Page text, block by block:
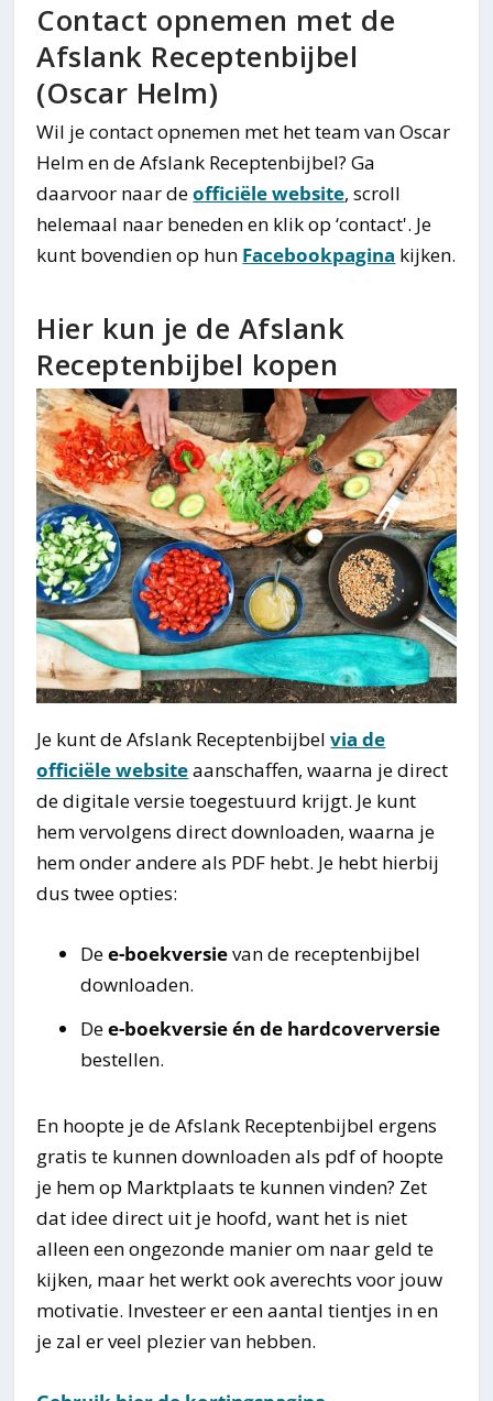
Contact opnemen met de
Afslank Receptenbijbel
(Oscar Helm)
Wil je contact opnemen met het team van Oscar
Helm en de Afslank Receptenbijbel? Ga
daarvoor naar deofficiële website, scroll
helemaal naar beneden en klik op ‘contact'. Je
kunt bovendien op hun Facebookpagina kijken.
Hier kun je de Afslank
Receptenbijbel kopen
Je kunt de Afslank Receptenbijbelvia de
officiële websiteaanschaffen, waarna je direct
de digitale versie toegestuurd krijgt. Je kunt
hem vervolgens direct downloaden, waarna je
hem onder andere als PDF hebt. Je hebt hierbij
dus twee opties:
Dee-boekversievan de receptenbijbel
downloaden.
Dee-boekversie én de hardcoverversie
bestellen.
En hoopte je de Afslank Receptenbijbel ergens
gratis te kunnen downloaden als pdf of hoopte
je hem op Marktplaats te kunnen vinden? Zet
dat idee direct uit je hoofd, want het is niet
alleen een ongezonde manier om naar geld te
kijken, maar het werkt ook averechts voor jouw
motivatie. Investeer er een aantal tientjes in en
je zal er veel plezier van hebben.